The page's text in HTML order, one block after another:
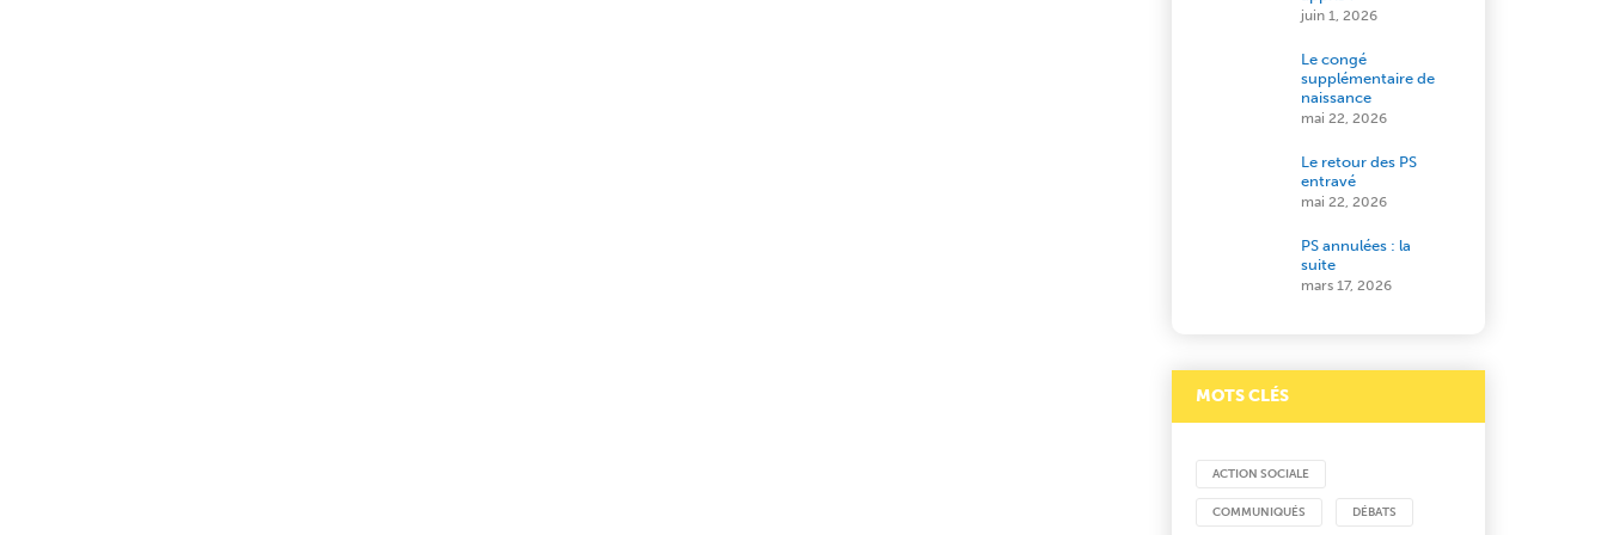
juin 1, 2026
Le congé
supplémentaire de
naissance
mai 22, 2026
Le retour des PS
entravé
mai 22, 2026
PS annulées : la
suite
mars 17, 2026
MOTS CLÉS
ACTION SOCIALE
COMMUNIQUÉS DÉBATS